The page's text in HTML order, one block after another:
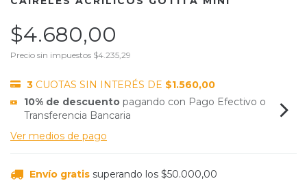
$4.680,00
Precio sin impuestos $4.235,29
3 CUOTAS SIN INTERÉS DE $1.560,00
10% de descuento pagando con Pago Efectivo o
Transferencia Bancaria
Ver medios de pago
Envío gratis superando los $50.000,00